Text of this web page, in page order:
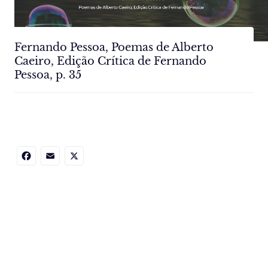
Fernando Pessoa, Poemas de Alberto
Caeiro, Edição Crítica de Fernando
Pessoa, p. 35